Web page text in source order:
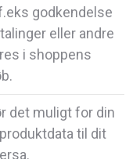
godkendelse
eller andre
i shoppens
det muligt for din
til dit